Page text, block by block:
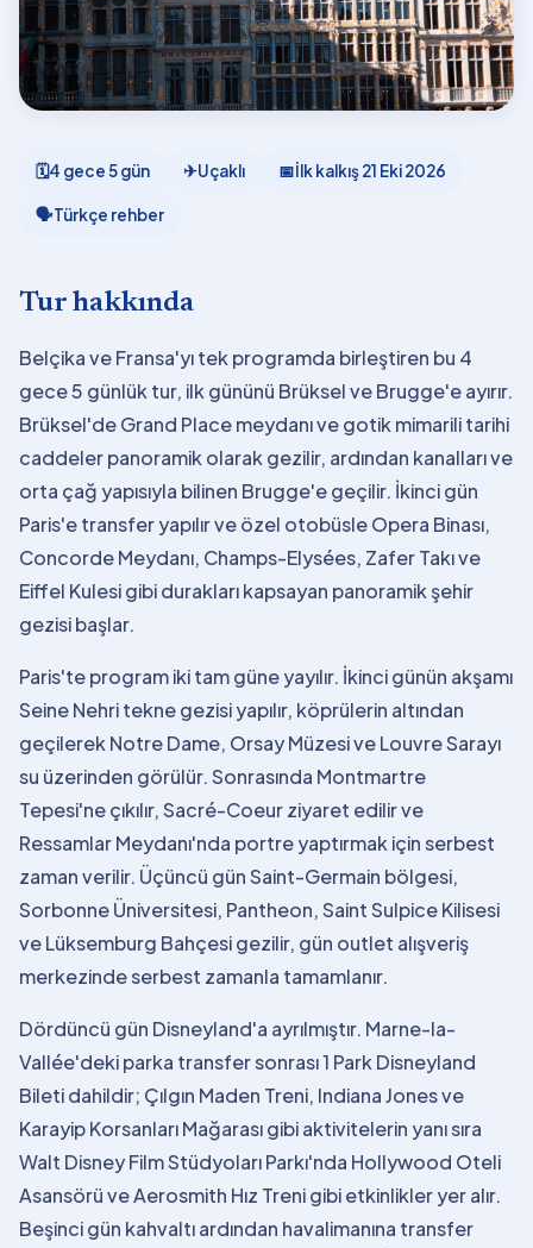
🗓4 gece 5 gün ✈Uçaklı 📅İlk kalkış21 Eki 2026
🗣Türkçe rehber
Tur hakkında
Belçika ve Fransa'yı tek programda birleştiren bu 4
gece 5 günlük tur, ilk gününü Brüksel ve Brugge'e ayırır.
Brüksel'de Grand Place meydanı ve gotik mimarili tarihi
caddeler panoramik olarak gezilir, ardından kanalları ve
orta çağ yapısıyla bilinen Brugge'e geçilir. İkinci gün
Paris'e transfer yapılır ve özel otobüsle Opera Binası,
Concorde Meydanı, Champs-Elysées, Zafer Takı ve
Eiffel Kulesi gibi durakları kapsayan panoramik şehir
gezisi başlar.
Paris'te program iki tam güne yayılır. İkinci günün akşamı
Seine Nehri tekne gezisi yapılır, köprülerin altından
geçilerek Notre Dame, Orsay Müzesi ve Louvre Sarayı
su üzerinden görülür. Sonrasında Montmartre
Tepesi'ne çıkılır, Sacré-Coeur ziyaret edilir ve
Ressamlar Meydanı'nda portre yaptırmak için serbest
zaman verilir. Üçüncü gün Saint-Germain bölgesi,
Sorbonne Üniversitesi, Pantheon, Saint Sulpice Kilisesi
ve Lüksemburg Bahçesi gezilir, gün outlet alışveriş
merkezinde serbest zamanla tamamlanır.
Dördüncü gün Disneyland'a ayrılmıştır. Marne-la-
Vallée'deki parka transfer sonrası 1 Park Disneyland
Bileti dahildir; Çılgın Maden Treni, Indiana Jones ve
Karayip Korsanları Mağarası gibi aktivitelerin yanı sıra
Walt Disney Film Stüdyoları Parkı'nda Hollywood Oteli
Asansörü ve Aerosmith Hız Treni gibi etkinlikler yer alır.
Beşinci gün kahvaltı ardından havalimanına transfer